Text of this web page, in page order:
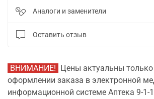
Аналоги и заменители
Оставить отзыв
ВНИМАНИЕ! Цены актуальны только
оформлении заказа в электронной
информационной системе Аптека 9-1-